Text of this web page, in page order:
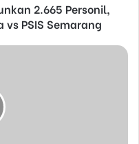
2.665 Personil,
PSIS Semarang